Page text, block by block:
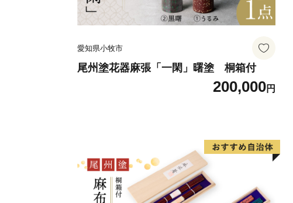
愛知県小牧市
尾州塗花器麻張「一閑」曙塗 桐箱付
200,000円